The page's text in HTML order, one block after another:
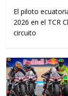
El piloto
2026 en el TCR
circuito